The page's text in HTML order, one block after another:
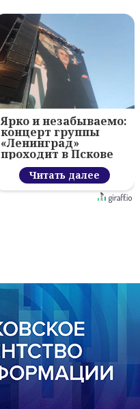
Ярко и незабываемо:
концерт группы
«Ленинград»
проходит в Пскове
Читать далее